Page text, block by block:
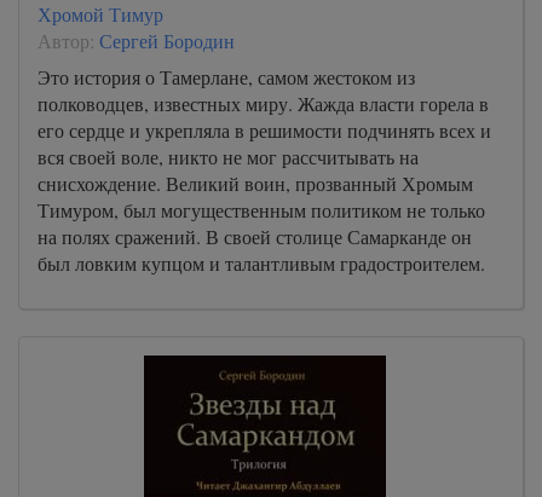
Хромой Тимур
Автор: Сергей Бородин
Это история о Тамерлане, самом жестоком из
полководцев, известных миру. Жажда власти горела в
его сердце и укрепляла в решимости подчинять всех и
вся своей воле, никто не мог рассчитывать на
снисхождение. Великий воин, прозванный Хромым
Тимуром, был могущественным политиком не только
на полях сражений. В своей столице Самарканде он
был ловким купцом и талантливым градостроителем.